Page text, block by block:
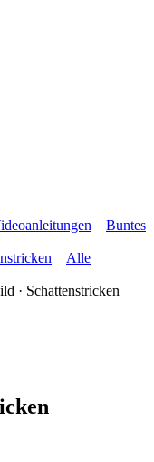
Buntes
Alle
· Schattenstricken